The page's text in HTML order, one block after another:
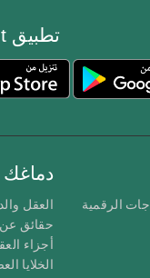
تطبيق CogniFit
دماغك
العقل
حقائق
أجزاء
الخلايا
الرقمية